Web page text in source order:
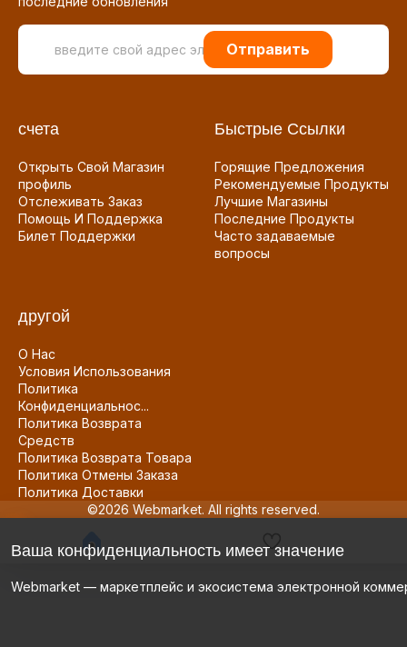
Отправить
счета
Открыть Свой Магазин
профиль
Отслеживать Заказ
Помощь И Поддержка
Билет Поддержки
Быстрые Ссылки
Горящие Предложения
Рекомендуемые Продукты
Лучшие Магазины
Последние Продукты
Часто задаваемые
вопросы
другой
О Нас
Условия Использования
Политика
Конфиденциальнос...
Политика Возврата
Средств
Политика Возврата Товара
Политика Отмены Заказа
Политика Доставки
©2026 Webmarket. All rights reserved.
Ваша конфиденциальность имеет значение
Webmarket — маркетплейс и экосистема электронной